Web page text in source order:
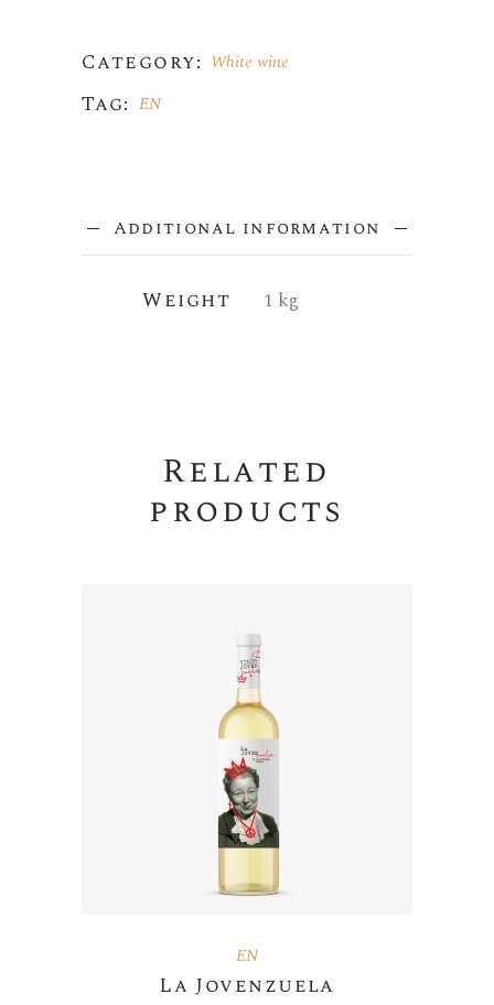
Category: White wine
Tag: EN
Additional information
Weight 1 kg
Related
products
EN
La Jovenzuela